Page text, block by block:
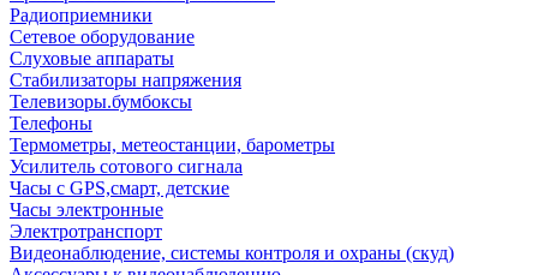
Радиоприемники
Сетевое оборудование
Слуховые аппараты
Стабилизаторы напряжения
Телевизоры.бумбоксы
Телефоны
Термометры, метеостанции, барометры
Усилитель сотового сигнала
Часы с GPS,смарт, детские
Часы электронные
Электротранспорт
Видеонаблюдение, системы контроля и охраны (скуд)